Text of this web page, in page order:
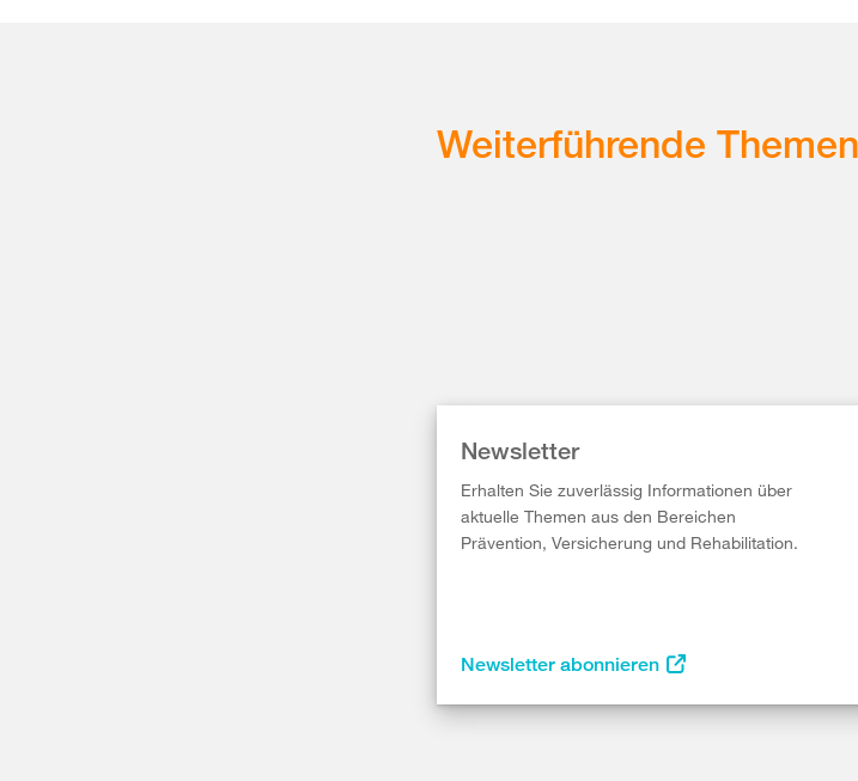
Weiterführende Themen
Newsletter
Erhalten Sie zuverlässig Informationen über
aktuelle Themen aus den Bereichen
Prävention, Versicherung und Rehabilitation.
Newsletter abonnieren